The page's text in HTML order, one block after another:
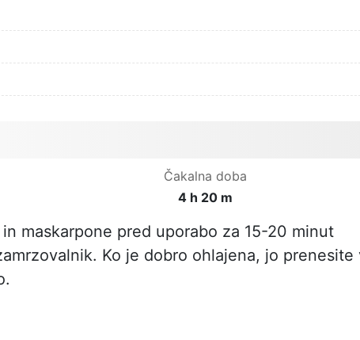
Čakalna doba
4 h 20 m
maskarpone pred uporabo za 15-20 minut
Ko je dobro ohlajena, jo prenesite